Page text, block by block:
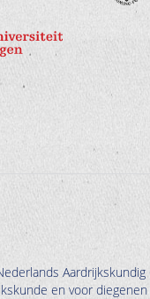
Aardrijkskundig
en voor